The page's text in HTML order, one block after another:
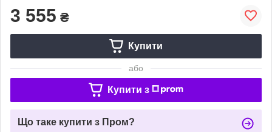
3 555 ₴
Купити
або
Купити з
Що таке купити з Пром?